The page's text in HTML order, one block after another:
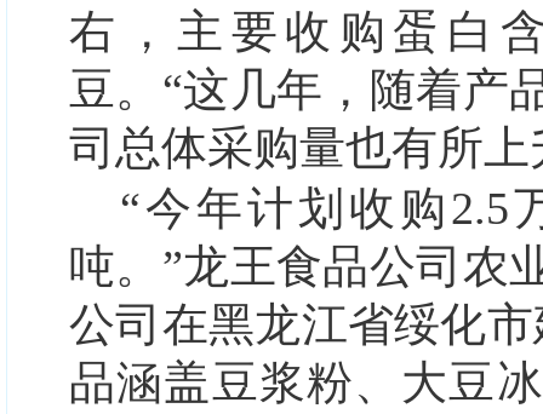
右，主要收购蛋白
豆。“这几年，随着产
司总体采购量也有所上
“今年计划收购2.5
吨。”龙王食品公司农
公司在黑龙江省绥化
品涵盖豆浆粉、大豆